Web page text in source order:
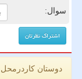
سوال:
دوستان کاردرمحل